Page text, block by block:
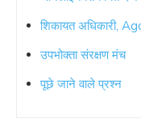
शिकायत अधिकारी,
उपभोक्ता संरक्षण मंच
पूछे जाने वाले प्रश्न